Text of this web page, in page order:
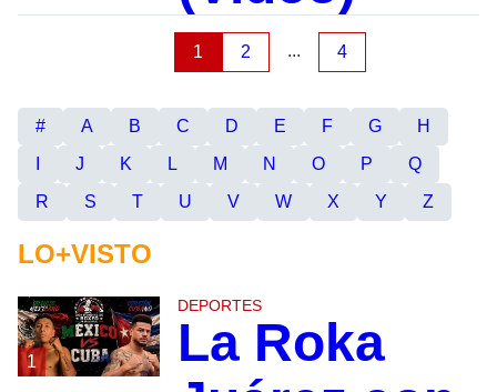
1 2 ... 4
# A B C D E F G
H
J K L M N O P
Q
R
S T U V W X Y Z
LO+VISTO
1
DEPORTES
La Roka